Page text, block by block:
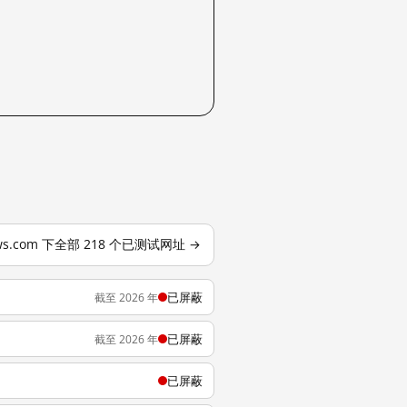
下全部 218 个已测试网址 →
截至 2026 年 已屏蔽
截至 2026 年 已屏蔽
已屏蔽